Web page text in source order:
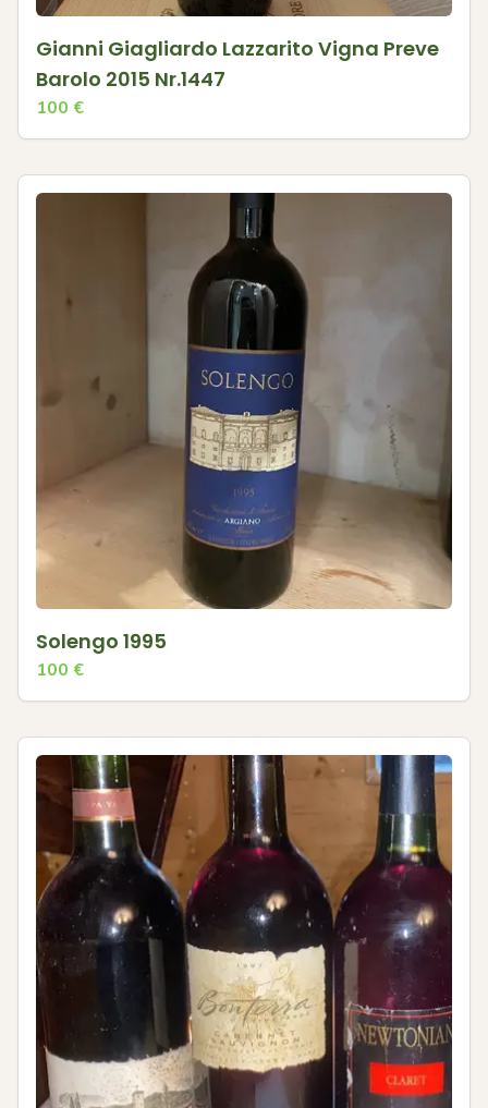
Gianni Giagliardo Lazzarito Vigna Preve
Barolo 2015 Nr.1447
100 €
Solengo 1995
100 €